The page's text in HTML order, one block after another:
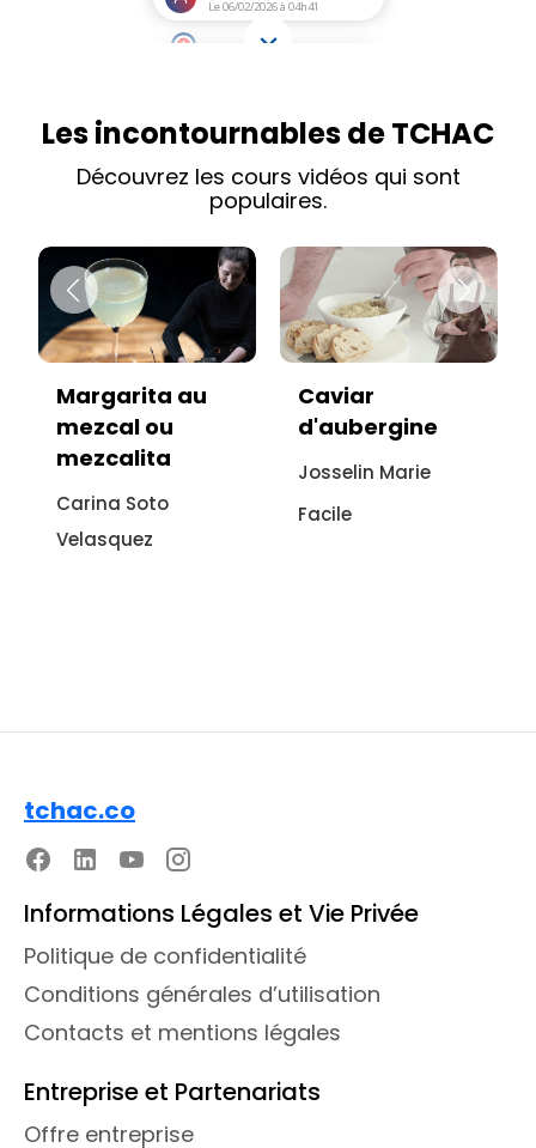
Les incontournables de TCHAC
Découvrez les cours vidéos qui sont
populaires.
Margarita au
mezcal ou
mezcalita
Carina Soto
Velasquez
Caviar
d'aubergine
Josselin Marie
Facile
tchac.co
Informations Légales et Vie Privée
Politique de confidentialité
Conditions générales d’utilisation
Contacts et mentions légales
Entreprise et Partenariats
Offre entreprise